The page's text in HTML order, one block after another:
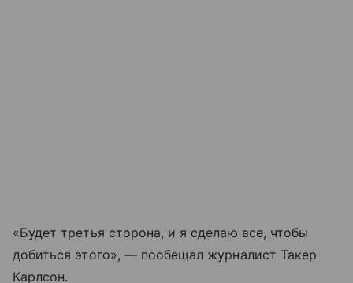
«Будет третья сторона, и я сделаю все, чтобы
добиться этого», — пообещал журналист Такер
Карлсон.